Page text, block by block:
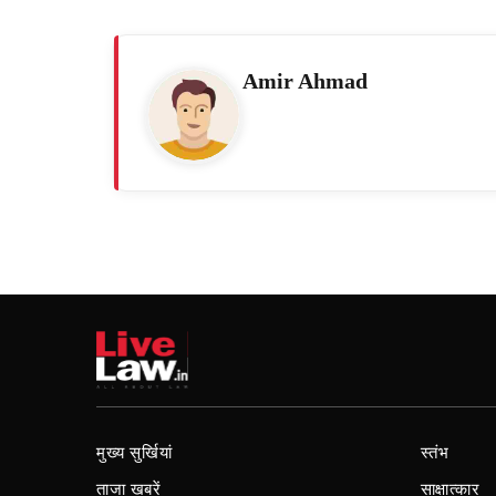
Amir Ahmad
मुख्य सुर्खियां
ताजा खबरें
स्तंभ
साक्षात्कार